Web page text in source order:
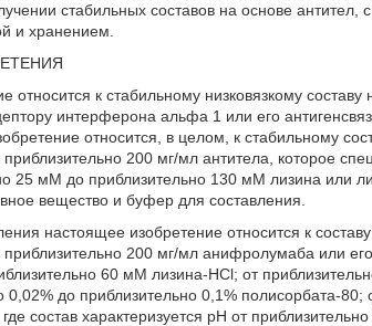
стабильных составов на основе антител,
и хранением.
относится к стабильному низковязкому
интерферона альфа 1 или его
относится, в целом, к стабильному
200 мг/мл антитела, которое
25 мМ до приблизительно 130 мМ лизина или
вещество и буфер для составления.
настоящее изобретение относится к
200 мг/мл анифролумаба или
60 мМ лизина-HCl; от
0,02% до приблизительно 0,1% полисорбата-
состав характеризуется рН от